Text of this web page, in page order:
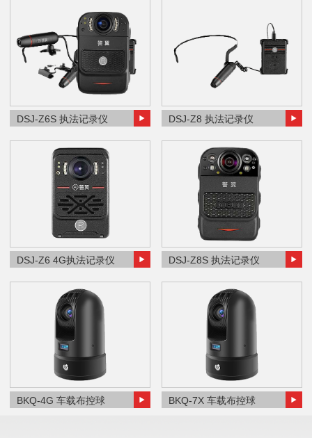
DSJ-Z6S 执法记录仪 DSJ-Z8 执法记录仪
DSJ-Z6 4G执法记录仪 DSJ-Z8S 执法记录仪
BKQ-4G 车载布控球 BKQ-7X 车载布控球